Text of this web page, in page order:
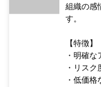
組織の感
す。
【特徴】
・明確
・リス
・低価